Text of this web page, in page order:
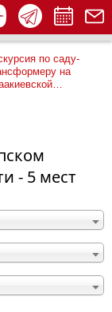
по саду-
на
- 5 мест